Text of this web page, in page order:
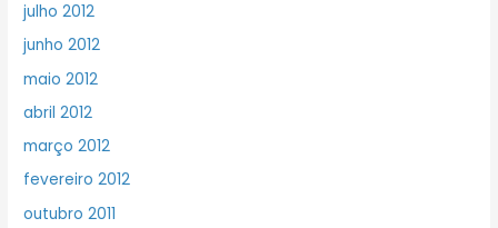
julho 2012
junho 2012
maio 2012
abril 2012
março 2012
fevereiro 2012
outubro 2011